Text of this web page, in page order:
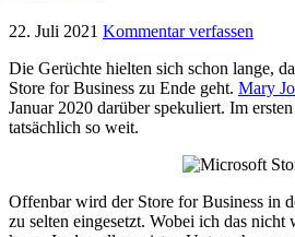
22. Juli 2021 Kommentar verfassen
Die Gerüchte hielten sich schon lange,
Store for Business zu Ende geht. Mary
Januar 2020 darüber spekuliert. Im
tatsächlich so weit.
Offenbar wird der Store for Business in
zu selten eingesetzt. Wobei ich das